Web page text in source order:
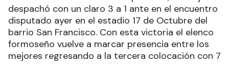
despachó con un claro 3 a 1 ante en el encuentro
disputado ayer en el estadio 17 de Octubre del
barrio San Francisco. Con esta victoria el elenco
formoseño vuelve a marcar presencia entre los
mejores regresando a la tercera colocación con 7